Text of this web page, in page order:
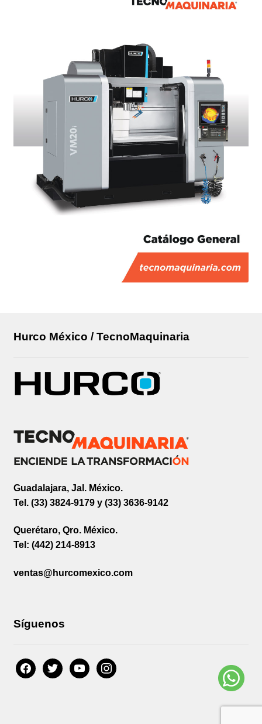
Hurco México / TecnoMaquinaria
Guadalajara, Jal. México.
Tel. (33) 3824-9179 y (33) 3636-9142
Querétaro, Qro. México.
Tel: (442) 214-8913
ventas@hurcomexico.com
Síguenos
facebook
twitter youtubeinstagram